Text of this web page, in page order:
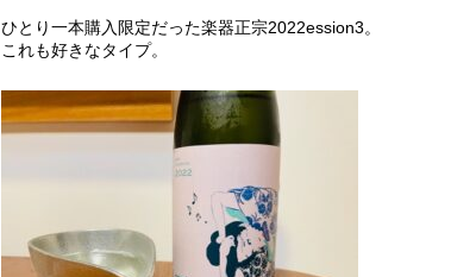
ひとり一本購入限定だった楽器正宗2022ession3。
これも好きなタイプ。